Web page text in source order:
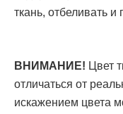
ткань, отбеливать и
ВНИМАНИЕ! Цвет
отличаться от
искажением цвета